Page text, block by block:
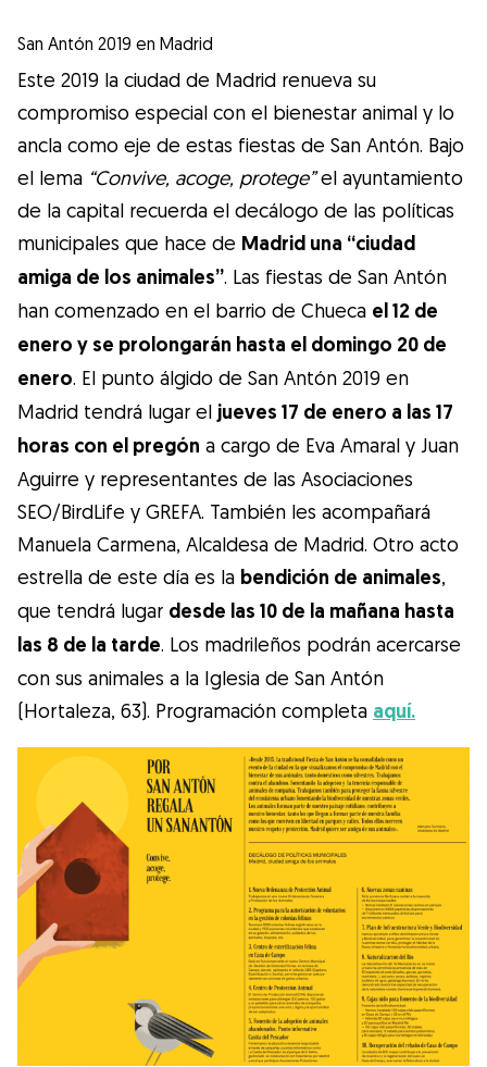
San Antón 2019 en Madrid
Este 2019 la ciudad de Madrid renueva su
compromiso especial con el bienestar animal y lo
ancla como eje de estas fiestas de San Antón. Bajo
el lema “Convive, acoge, protege”el ayuntamiento
de la capital recuerda el decálogo de las políticas
municipales que hace de Madrid una “ciudad
amiga de los animales”. Las fiestas de San Antón
han comenzado en el barrio de Chueca el 12 de
enero y se prolongarán hasta el domingo 20 de
enero. El punto álgido de San Antón 2019 en
Madrid tendrá lugar el jueves 17 de enero a las 17
horas con el pregón a cargo de Eva Amaral y Juan
Aguirre y representantes de las Asociaciones
SEO/BirdLife y GREFA. También les acompañará
Manuela Carmena, Alcaldesa de Madrid. Otro acto
estrella de este día es la bendición de animales,
que tendrá lugar desde las 10 de la mañana hasta
las 8 de la tarde. Los madrileños podrán acercarse
con sus animales a la Iglesia de San Antón
(Hortaleza, 63). Programación completa aquí.